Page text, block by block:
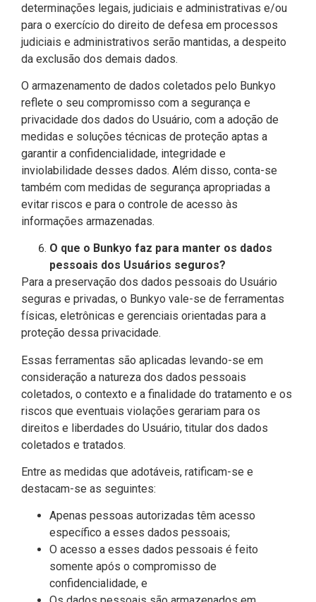
determinações legais, judiciais e administrativas e/ou
para o exercício do direito de defesa em processos
judiciais e administrativos serão mantidas, a despeito
da exclusão dos demais dados.
O armazenamento de dados coletados pelo Bunkyo
reflete o seu compromisso com a segurança e
privacidade dos dados do Usuário, com a adoção de
medidas e soluções técnicas de proteção aptas a
garantir a confidencialidade, integridade e
inviolabilidade desses dados. Além disso, conta-se
também com medidas de segurança apropriadas a
evitar riscos e para o controle de acesso às
informações armazenadas.
O que o Bunkyo faz para manter os dados
pessoais dos Usuários seguros?
Para a preservação dos dados pessoais do Usuário
seguras e privadas, o Bunkyo vale-se de ferramentas
físicas, eletrônicas e gerenciais orientadas para a
proteção dessa privacidade.
Essas ferramentas são aplicadas levando-se em
consideração a natureza dos dados pessoais
coletados, o contexto e a finalidade do tratamento e os
riscos que eventuais violações gerariam para os
direitos e liberdades do Usuário, titular dos dados
coletados e tratados.
Entre as medidas que adotáveis, ratificam-se e
destacam-se as seguintes:
Apenas pessoas autorizadas têm acesso
específico a esses dados pessoais;
O acesso a esses dados pessoais é feito
somente após o compromisso de
confidencialidade, e